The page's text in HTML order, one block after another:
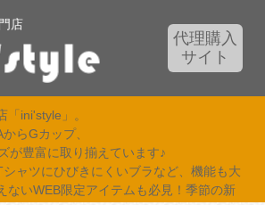
店
代理購入
サイト
「ini'style」。
らGカップ、
が豊富に取り揃えています♪
ャツにひびきにくいブラなど、機能も大
ないWEB限定アイテムも必見！季節の新